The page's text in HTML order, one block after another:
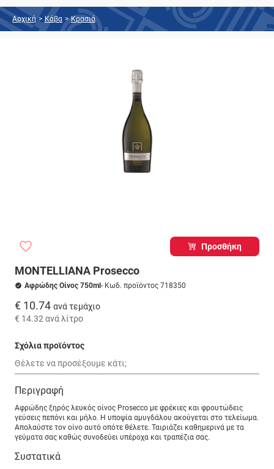
Αρχική > Κάβα > Κρασιά
Προσθήκη
MONTELLIANA Prosecco
Αφρώδης Οίνος 750ml - Κωδ. προϊόντος 718350
€ 10.74 ανά τεμάχιο
€ 14.32 ανά λίτρο
Σχόλια προϊόντος
Περιγραφή
Αφρώδης ξηρός λευκός οίνος Prosecco με φρέκιες και φρουτώδεις
γεύσεις πεπόνι και μήλο. Η υποψία αμυγδάλου ακούγεται στο τελείωμα.
Απολαύστε τον οίνο αυτό οπότε θέλετε. Ταιριάζει καθημερινά με τα
γεύματα σας καθώς συνοδεύει υπέροχα και τραπέζια σας.
Συστατικά